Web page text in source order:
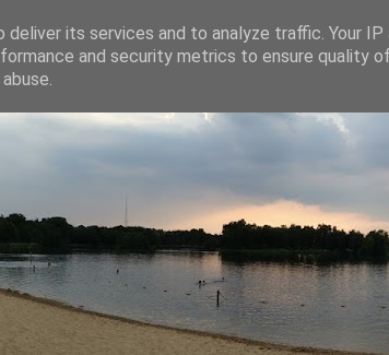
its services and to analyze traffic. Your IP
and security metrics to ensure quality